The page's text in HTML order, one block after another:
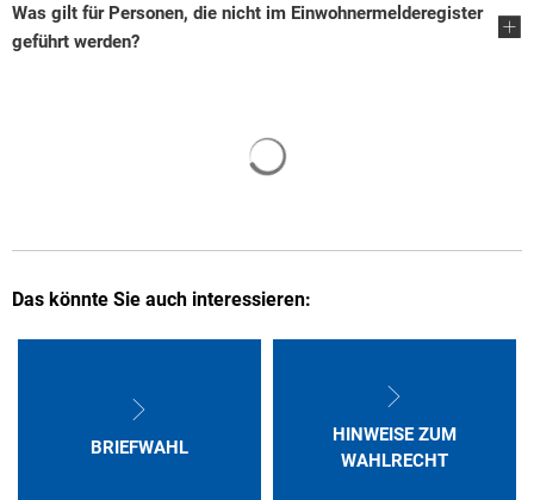
Was gilt für Personen, die nicht im Einwohnermelderegister
geführt werden?
Das könnte Sie auch interessieren:
BRIEFWAHL
HINWEISE ZUM
WAHLRECHT